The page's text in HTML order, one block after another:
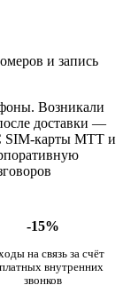
и запись
Возникали
доставки —
SIM-карты МТТ и
-15%
на связь за счёт
внутренних
звонков